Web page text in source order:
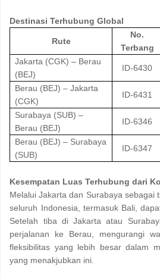
Destinasi Terhubung Global
Rute
No.
Terbang
Jakarta (CGK) – Berau
(BEJ)
ID-6430
Berau (BEJ) – Jakarta
(CGK)
ID-6431
Surabaya (SUB) –
Berau (BEJ)
ID-6346
Berau (BEJ) – Surabaya
(SUB)
ID-6347
Kesempatan Luas Terhubung dari
Melalui Jakarta dan Surabaya sebagai
seluruh Indonesia, termasuk Bali,
Setelah tiba di Jakarta atau
perjalanan ke Berau, mengurangi
fleksibilitas yang lebih besar dalam
yang menakjubkan ini.